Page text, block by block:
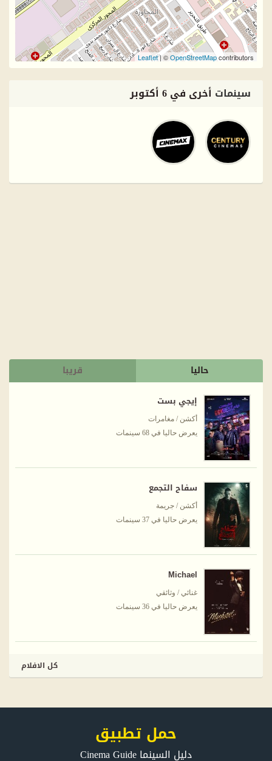
Leaflet| ©OpenStreetMapcontributors
سينمات أخرى في 6 أكتوبر
حاليا قريبا
إيجي بست
أكشن / مغامرات
يعرض حاليا في 68 سينمات
سفاح التجمع
أكشن / جريمة
يعرض حاليا في 37 سينمات
Michael
غنائي / وثائقي
يعرض حاليا في 36 سينمات
كل الافلام
حمل تطبيق
دليل السينما Cinema Guide